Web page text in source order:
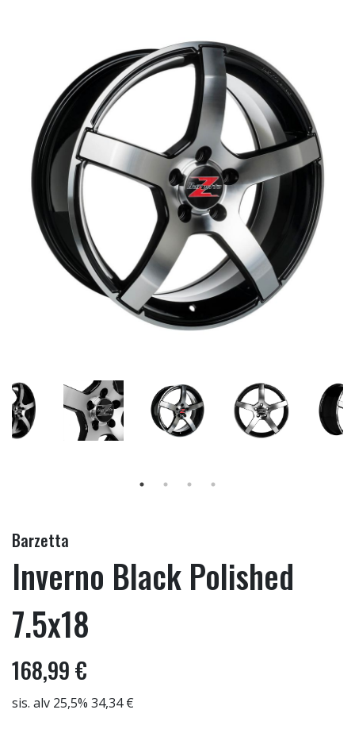
Barzetta
Inverno Black Polished
7.5x18
168,99 €
sis. alv 25,5% 34,34 €